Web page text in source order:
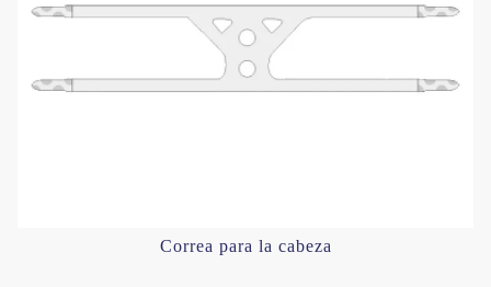
Correa para la cabeza